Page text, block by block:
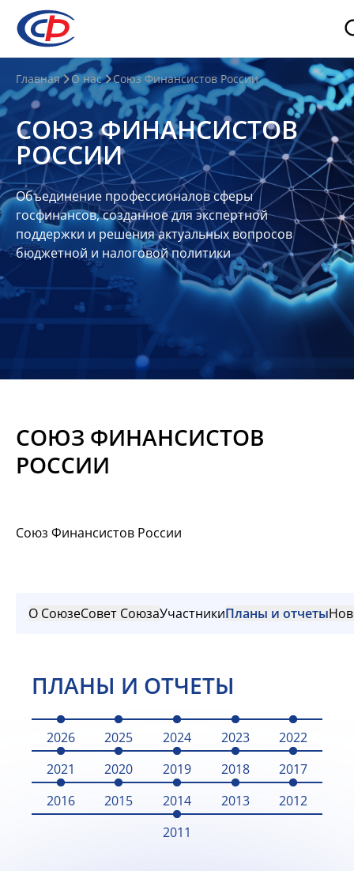
О
нас
О
СФР
Совет
Союза
Участники
Планы
отчеты
Контакты
Материалы
Главная О нас Союз Финансистов России
СОЮЗ ФИНАНСИСТОВ
РОССИИ
Объединение профессионалов сферы
госфинансов, созданное для экспертной
поддержки и решения актуальных вопросов
бюджетной и налоговой политики
СОЮЗ ФИНАНСИСТОВ
РОССИИ
Союз Финансистов России
О СоюзеСовет СоюзаУчастникиПланы и отчеты
ПЛАНЫ И ОТЧЕТЫ
2026 2025 2024 2023
2022
2021
2020 2019 2018
2017
2016
2015 2014 2013
2012
2011